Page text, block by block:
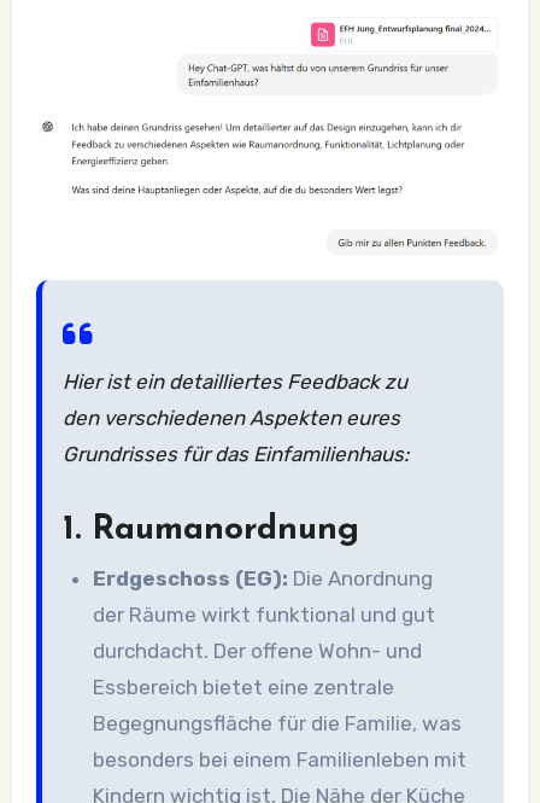
Hier ist ein detailliertes Feedback zu
den verschiedenen Aspekten eures
Grundrisses für das Einfamilienhaus:
1. Raumanordnung
Erdgeschoss (EG): Die Anordnung
der Räume wirkt funktional und gut
durchdacht. Der offene Wohn- und
Essbereich bietet eine zentrale
Begegnungsfläche für die Familie, was
besonders bei einem Familienleben mit
Kindern wichtig ist. Die Nähe der Küche